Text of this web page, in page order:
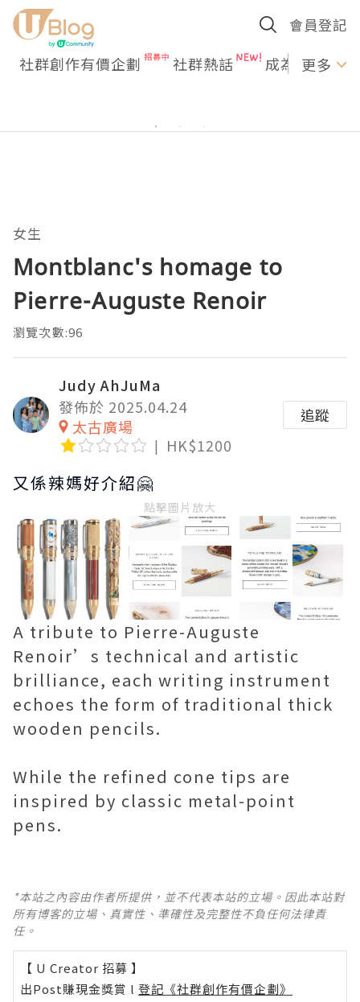
會員登記
社群創作有價企劃 社群熱話 成為U更多
女生
Montblanc's homage to
Pierre-Auguste Renoir
瀏覽次數:96
Judy AhJuMa
發佈於 2025.04.24
太古廣場
HK$1200
追蹤
又係辣媽好介紹🤗
點擊圖片放大
A tribute to Pierre-Auguste
Renoir’s technical and artistic
brilliance, each writing instrument
echoes the form of traditional thick
wooden pencils.
While the refined cone tips are
inspired by classic metal-point
pens.
*本站之內容由作者所提供，並不代表本站的立場。因此本站對
所有博客的立場、真實性、準確性及完整性不負任何法律責
任。
【 U Creator 招募 】
出Post賺現金獎賞 l 登記《社群創作有價企劃》